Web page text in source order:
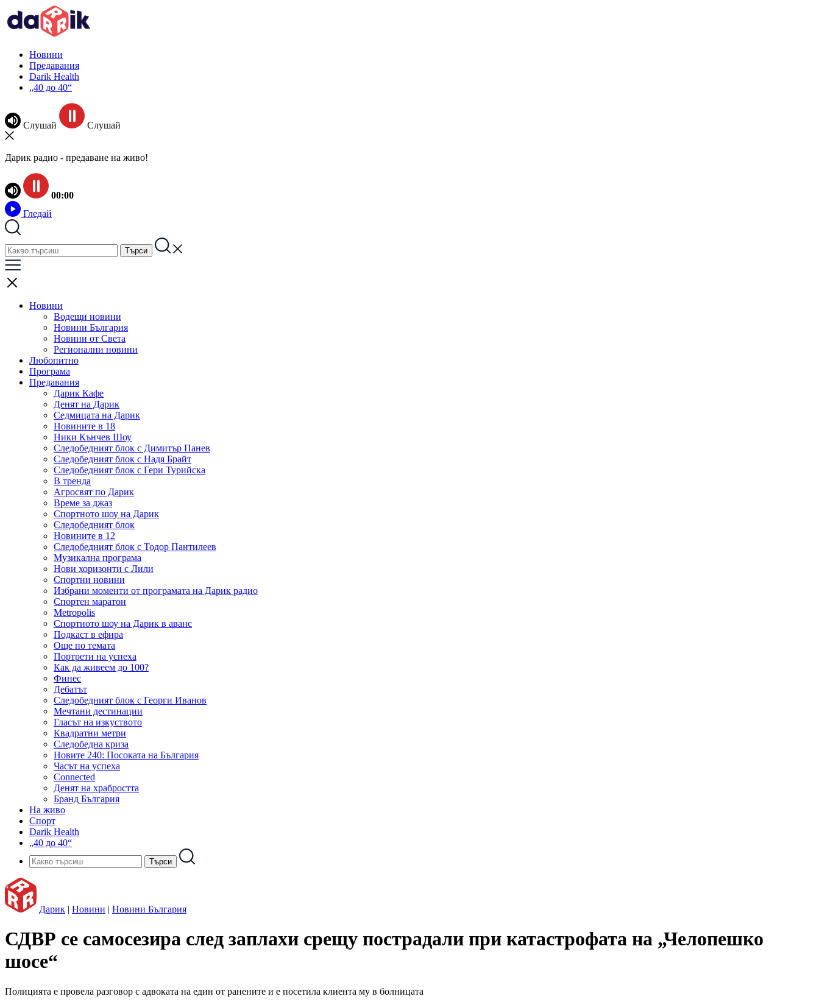
Новини
Предавания
Darik Health
„40 до 40“
Слушай Слушай
Дарик радио - предаване на живо!
00:00
Гледай
Новини
Водещи новини
Новини България
Новини от Света
Регионални новини
Любопитно
Програма
Предавания
Дарик Кафе
Денят на Дарик
Седмицата на Дарик
Новините в 18
Ники Кънчев Шоу
Следобедният блок с Димитър Панев
Следобедният блок с Надя Брайт
Следобедният блок с Гери Турийска
В тренда
Агросвят по Дарик
Време за джаз
Спортното шоу на Дарик
Следобедният блок
Новините в 12
Следобедният блок с Тодор Пантилеев
Музикална програма
Нови хоризонти с Лили
Спортни новини
Избрани моменти от програмата на Дарик радио
Спортен маратон
Metropolis
Спортното шоу на Дарик в аванс
Подкаст в ефира
Още по темата
Портрети на успеха
Как да живеем до 100?
Финес
Дебатът
Следобедният блок с Георги Иванов
Мечтани дестинации
Гласът на изкуството
Квадратни метри
Следобедна криза
Новите 240: Посоката на България
Часът на успеха
Connected
Денят на храбростта
Бранд България
На живо
Спорт
Darik Health
„40 до 40“
Дарик | Новини | Новини България
СДВР се самосезира след заплахи срещу пострадали при катастрофата на „Челопешко
шосе“
Полицията е провела разговор с адвоката на един от ранените и е посетила клиента му в болницата